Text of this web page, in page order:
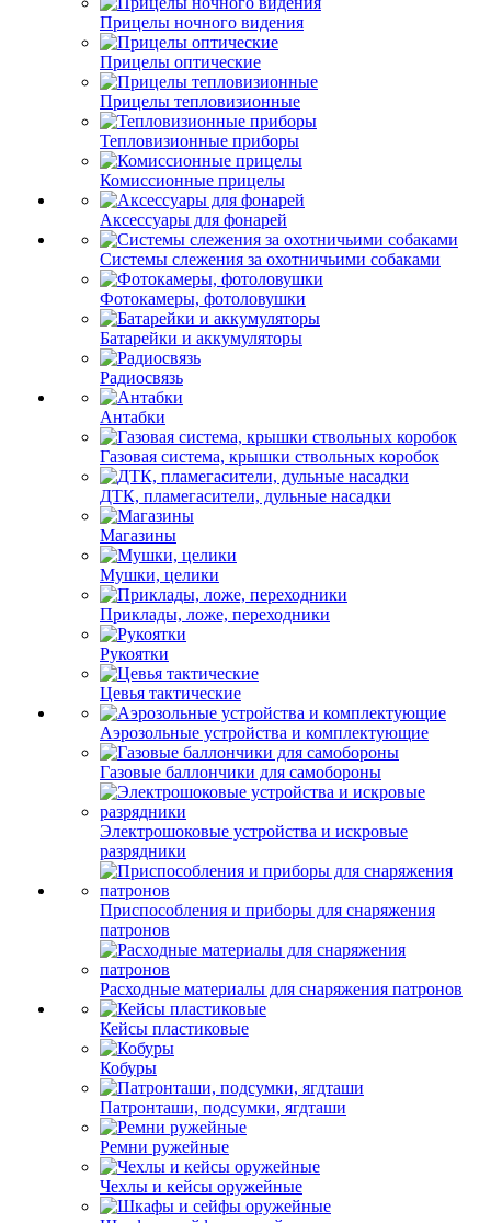
Прицелы ночного видения
Прицелы оптические
Прицелы тепловизионные
Тепловизионные приборы
Комиссионные прицелы
Аксессуары для фонарей
Системы слежения за охотничьими собаками
Фотокамеры, фотоловушки
Батарейки и аккумуляторы
Радиосвязь
Антабки
Газовая система, крышки ствольных коробок
ДТК, пламегасители, дульные насадки
Магазины
Мушки, целики
Приклады, ложе, переходники
Рукоятки
Цевья тактические
Аэрозольные устройства и комплектующие
Газовые баллончики для самобороны
Электрошоковые устройства и искровые
разрядники
Приспособления и приборы для снаряжения
патронов
Расходные материалы для снаряжения патронов
Кейсы пластиковые
Кобуры
Патронташи, подсумки, ягдташи
Ремни ружейные
Чехлы и кейсы оружейные